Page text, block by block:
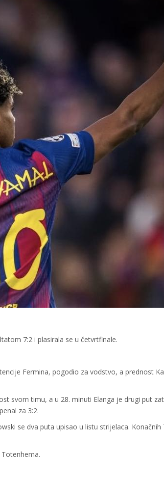
7:2 i plasirala se u četvrtfinale.
Fermina, pogodio za vodstvo, a prednost
svom timu, a u 28. minuti Elanga je drugi put
za 3:2.
se dva puta upisao u listu strijelaca. Konačnih